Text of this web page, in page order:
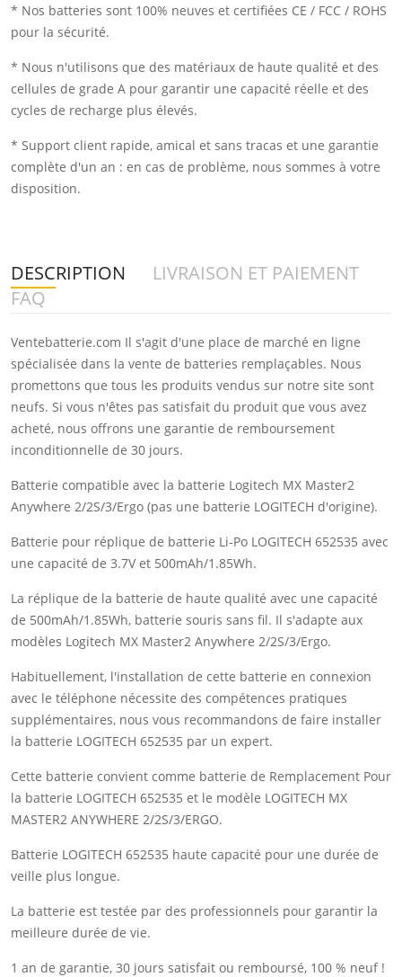
* Nos batteries sont 100% neuves et certifiées CE / FCC / ROHS
pour la sécurité.
* Nous n'utilisons que des matériaux de haute qualité et des
cellules de grade A pour garantir une capacité réelle et des
cycles de recharge plus élevés.
* Support client rapide, amical et sans tracas et une garantie
complète d'un an : en cas de problème, nous sommes à votre
disposition.
DESCRIPTION
LIVRAISON ET PAIEMENT
FAQ
Ventebatterie.com Il s'agit d'une place de marché en ligne
spécialisée dans la vente de batteries remplaçables. Nous
promettons que tous les produits vendus sur notre site sont
neufs. Si vous n'êtes pas satisfait du produit que vous avez
acheté, nous offrons une garantie de remboursement
inconditionnelle de 30 jours.
Batterie compatible avec la batterie Logitech MX Master2
Anywhere 2/2S/3/Ergo (pas une batterie LOGITECH d'origine).
Batterie pour réplique de batterie Li-Po LOGITECH 652535 avec
une capacité de 3.7V et 500mAh/1.85Wh.
La réplique de la batterie de haute qualité avec une capacité
de 500mAh/1.85Wh, batterie souris sans fil. Il s'adapte aux
modèles Logitech MX Master2 Anywhere 2/2S/3/Ergo.
Habituellement, l'installation de cette batterie en connexion
avec le téléphone nécessite des compétences pratiques
supplémentaires, nous vous recommandons de faire installer
la batterie LOGITECH 652535 par un expert.
Cette batterie convient comme batterie de Remplacement Pour
la batterie LOGITECH 652535 et le modèle LOGITECH MX
MASTER2 ANYWHERE 2/2S/3/ERGO.
Batterie LOGITECH 652535 haute capacité pour une durée de
veille plus longue.
La batterie est testée par des professionnels pour garantir la
meilleure durée de vie.
1 an de garantie, 30 jours satisfait ou remboursé, 100 % neuf !